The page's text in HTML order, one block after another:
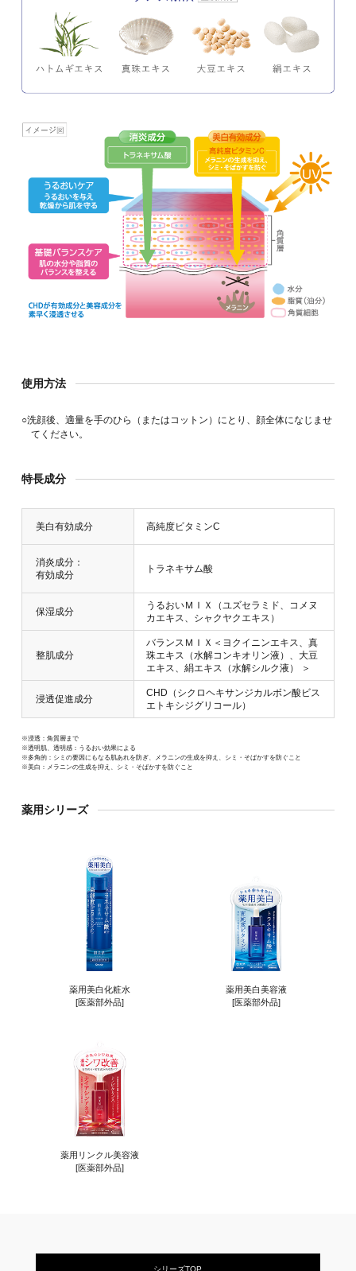
使用方法
○洗顔後、適量を手のひら（またはコットン）にとり、顔全体になじませ
てください。
特長成分
美白有効成分 高純度ビタミンC
消炎成分：
有効成分
トラネキサム酸
保湿成分
うるおいＭＩＸ（ユズセラミド、コメヌ
カエキス、シャクヤクエキス）
整肌成分
バランスＭＩＸ＜ヨクイニンエキス、真
珠エキス（水解コンキオリン液）、大豆
エキス、絹エキス（水解シルク液） ＞
浸透促進成分
CHD（シクロヘキサンジカルボン酸ビス
エトキシジグリコール）
※浸透：角質層まで
※透明肌、透明感：うるおい効果による
※多角的：シミの要因にもなる肌あれを防ぎ、メラニンの生成を抑え、シミ・そばかすを防ぐこと
※美白：メラニンの生成を抑え、シミ・そばかすを防ぐこと
薬用シリーズ
薬用美白化粧水
[医薬部外品]
薬用美白美容液
[医薬部外品]
薬用リンクル美容液
[医薬部外品]
シリーズTOP